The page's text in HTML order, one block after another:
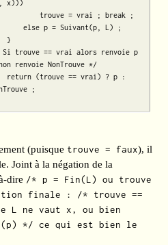
x)))
trouve = vrai ; break ;
p = Suivant(p, L) ;
}
trouve == vrai alors renvoie p
renvoie NonTrouve */
;
(puisque trouve = faux), il
Joint à la négation de la
dire /* p = Fin(L) ou trouve
finale : /* trouve ==
L ne vaut x,
ou bien
*/ ce qui est bien le